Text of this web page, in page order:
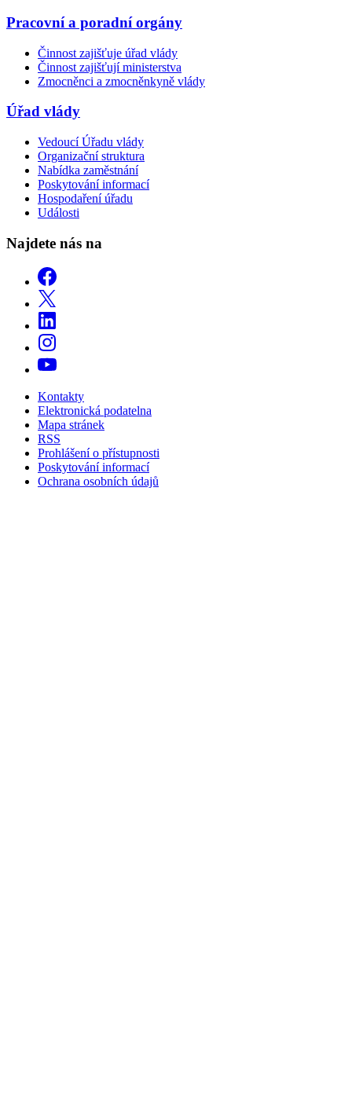
Pracovní a poradní orgány
Činnost zajišťuje úřad vlády
Činnost zajišťují ministerstva
Zmocněnci a zmocněnkyně vlády
Úřad vlády
Vedoucí Úřadu vlády
Organizační struktura
Nabídka zaměstnání
Poskytování informací
Hospodaření úřadu
Události
Najdete nás na
Kontakty
Elektronická podatelna
Mapa stránek
RSS
Prohlášení o přístupnosti
Poskytování informací
Ochrana osobních údajů